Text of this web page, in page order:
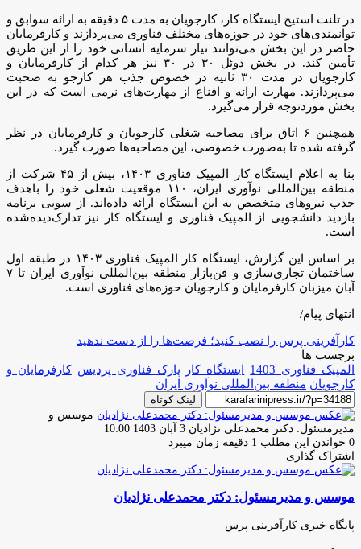
در تلنت استیج ایستگاه کار، کارجویان به مدت ۵ دقیقه به ارائه سوابق و
توانمندی‌های خود در حوزه‌های مختلف فناوری می‌پردازند و کارفرمایان
حاضر در این بخش می‌توانند نیاز سرمایه انسانی خود را از این طریق
تأمین کند. در بخش دوئل ۳۰ در ۳۰ نیز هر کدام از کارفرمایان و
کارجویان در مدت ۳۰ ثانیه در خصوص جذب هر کارجو به صحبت
می‌پردازند. مهارت ارائه و اقناع از مهارت‌های نرمی است که در این
بخش موردتوجه قرار می‌گیرد.
همچنین ۶ اتاق برای مصاحبه شغلی کارجویان و کارفرمایان در نظر
گرفته شده تا به‌صورت خصوصی، این مصاحبه‌ها صورت گیرد.
بنا به اعلام ایستگاه کار المپیک فناوری ۱۴۰۳، بیش از ۴۵ شرکت از
منطقه بین‌المللی نوآوری ایران، ۱۱۰ موقعیت شغلی خود را باهدف
جذب نیروهای متخصص به این ایستگاه ارائه داده‌اند. از سویی برنامه
بازدید دانشجویی از المپیک فناوری و ایستگاه کار نیز تدارک‌دیده‌شده
است.
بر اساس این گزارش، ایستگاه کار المپیک فناوری ۱۴۰۳ در طبقه اول
ساختمان تجاری‌سازی و فن‌بازار منطقه بین‌المللی نوآوری ایران تا ۷
آبان میزبان کارفرمایان و کارجویان حوزه‌های فناوری است.
انتهای پیام/
کارآفرینی پرس را نصب کنید؛ فرصت‌ها را از دست ندهید
برچسب ها
المپیک فناوری 1403
ایستگاه کار پارک فناوری پردیس کارفرمایان و
کارجویان منطقه بین‌المللی نوآوری ایران
لینک کوتاه
موسس و
مدیرمسئول: دکتر محمدعلی نژادیان ارسال
ایمیل
3 آبان 1403 10:00
0 خواندن این مطلب 1 دقیقه زمان میبرد
اشتراک گذاری
فیس
توئیتر
لینکدین
واتس
تلگرام
اشتراک
از
ایمیل
چاپ
موسس و مدیرمسئول: دکتر محمدعلی نژادیان
پایگاه خبری کارآفرینی پرس